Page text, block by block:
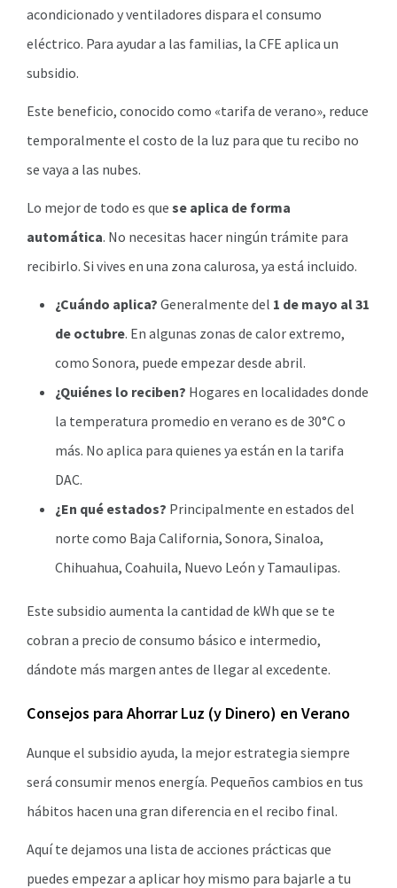
acondicionado y ventiladores dispara el consumo
eléctrico. Para ayudar a las familias, la CFE aplica un
subsidio.
Este beneficio, conocido como «tarifa de verano», reduce
temporalmente el costo de la luz para que tu recibo no
se vaya a las nubes.
Lo mejor de todo es que se aplica de forma
automática. No necesitas hacer ningún trámite para
recibirlo. Si vives en una zona calurosa, ya está incluido.
¿Cuándo aplica? Generalmente del 1 de mayo al 31
de octubre. En algunas zonas de calor extremo,
como Sonora, puede empezar desde abril.
¿Quiénes lo reciben? Hogares en localidades donde
la temperatura promedio en verano es de 30°C o
más. No aplica para quienes ya están en la tarifa
DAC.
¿En qué estados? Principalmente en estados del
norte como Baja California, Sonora, Sinaloa,
Chihuahua, Coahuila, Nuevo León y Tamaulipas.
Este subsidio aumenta la cantidad de kWh que se te
cobran a precio de consumo básico e intermedio,
dándote más margen antes de llegar al excedente.
Consejos para Ahorrar Luz (y Dinero) en Verano
Aunque el subsidio ayuda, la mejor estrategia siempre
será consumir menos energía. Pequeños cambios en tus
hábitos hacen una gran diferencia en el recibo final.
Aquí te dejamos una lista de acciones prácticas que
puedes empezar a aplicar hoy mismo para bajarle a tu